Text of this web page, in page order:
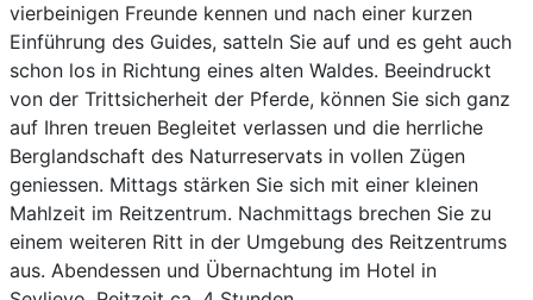
vierbeinigen Freunde kennen und nach einer kurzen
Einführung des Guides, satteln Sie auf und es geht auch
schon los in Richtung eines alten Waldes. Beeindruckt
von der Trittsicherheit der Pferde, können Sie sich ganz
auf Ihren treuen Begleitet verlassen und die herrliche
Berglandschaft des Naturreservats in vollen Zügen
geniessen. Mittags stärken Sie sich mit einer kleinen
Mahlzeit im Reitzentrum. Nachmittags brechen Sie zu
einem weiteren Ritt in der Umgebung des Reitzentrums
aus. Abendessen und Übernachtung im Hotel in